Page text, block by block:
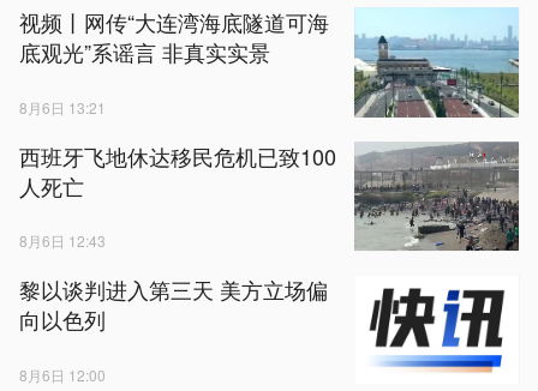
视频丨网传“大连湾海底隧道可海
底观光”系谣言 非真实实景
8月6日 13:21
西班牙飞地休达移民危机已致100
人死亡
8月6日 12:43
黎以谈判进入第三天 美方立场偏
向以色列
8月6日 12:00